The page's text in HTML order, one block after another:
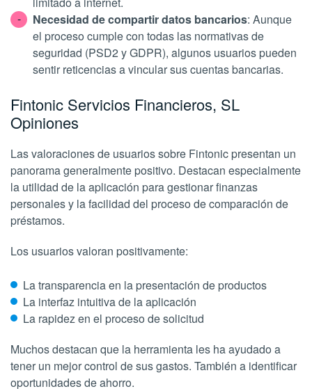
Necesidad de compartir datos bancarios: Aunque
el proceso cumple con todas las normativas de
seguridad (PSD2 y GDPR), algunos usuarios pueden
sentir reticencias a vincular sus cuentas bancarias.
Fintonic Servicios Financieros, SL
Opiniones
Las valoraciones de usuarios sobre Fintonic presentan un
panorama generalmente positivo. Destacan especialmente
la utilidad de la aplicación para gestionar finanzas
personales y la facilidad del proceso de comparación de
préstamos.
Los usuarios valoran positivamente:
La transparencia en la presentación de productos
La interfaz intuitiva de la aplicación
La rapidez en el proceso de solicitud
Muchos destacan que la herramienta les ha ayudado a
tener un mejor control de sus gastos. También a identificar
oportunidades de ahorro.